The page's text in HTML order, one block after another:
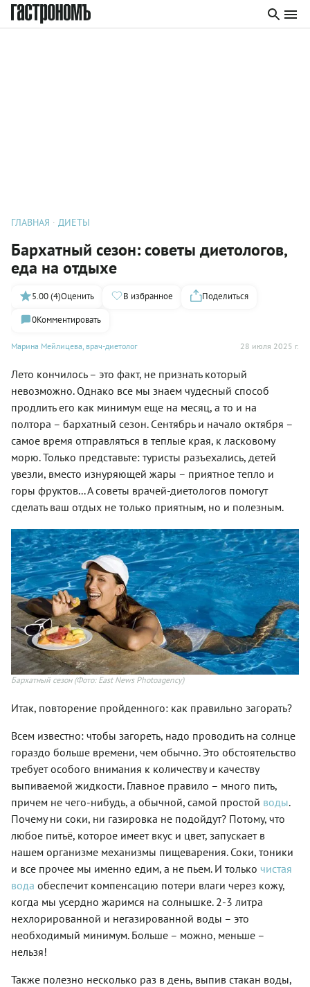
ГЛАВНАЯ ДИЕТЫ
Бархатный сезон: советы диетологов,
еда на отдыхе
Марина Мейлицева, врач-диетолог 28 июля 2025 г.
5.00 (4)Оценить В избранное
Поделиться
0Комментировать
Лето кончилось – это факт, не признать который
невозможно. Однако все мы знаем чудесный способ
продлить его как минимум еще на месяц, а то и на
полтора – бархатный сезон. Cентябрь и начало октября –
самое время отправляться в теплые края, к ласковому
морю. Только представьте: туристы разъехались, детей
увезли, вместо изнуряющей жары – приятное тепло и
горы фруктов... А советы врачей-диетологов помогут
сделать ваш отдых не только приятным, но и полезным.
Бархатный сезон(Фото: East News Photoagency)
Итак, повторение пройденного: как правильно загорать?
Всем известно: чтобы загореть, надо проводить на солнце
гораздо больше времени, чем обычно. Это обстоятельство
требует особого внимания к количеству и качеству
выпиваемой жидкости. Главное правило – много пить,
причем не чего-нибудь, а обычной, самой простой воды.
Почему ни соки, ни газировка не подойдут? Потому, что
любое питьё, которое имеет вкус и цвет, запускает в
нашем организме механизмы пищеварения. Соки, тоники
и все прочее мы именно едим, а не пьем. И только чистая
вода обеспечит компенсацию потери влаги через кожу,
когда мы усердно жаримся на солнышке. 2-3 литра
нехлорированной и негазированной воды – это
необходимый минимум. Больше – можно, меньше –
нельзя!
Также полезно несколько раз в день, выпив стакан воды,